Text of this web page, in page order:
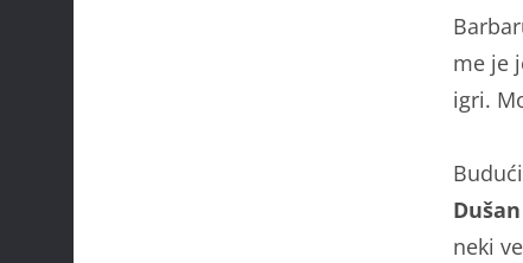
me je
igri.
Dušan
neki